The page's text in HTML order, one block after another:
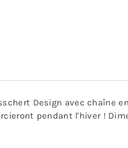
Design avec chaîne
pendant l'hiver !